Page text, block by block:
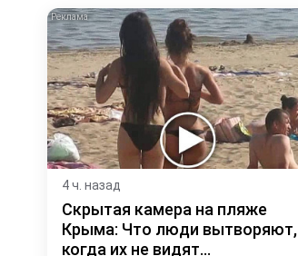
4 ч. назад
Скрытая камера на пляже
Крыма: Что люди вытворяют,
когда их не видят...